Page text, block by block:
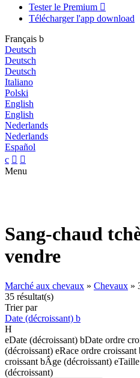
Tester le Premium 
Télécharger l'app download
Français b
Deutsch
Deutsch
Deutsch
Italiano
Polski
English
English
Nederlands
Nederlands
Español
c  
Menu
Sang-chaud
vendre
Marché aux chevaux » Chevaux »
35 résultat(s)
Trier par
Date (décroissant) b
H
eDate (décroissant) bDate ordre
(décroissant) eRace ordre croissant
croissant bÂge (décroissant) e
(décroissant)